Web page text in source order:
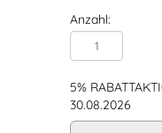
Anzahl:
5%
30.08.2026